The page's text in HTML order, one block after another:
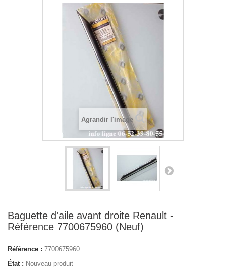
Agrandir l'image
Baguette d'aile avant droite Renault -
Référence 7700675960 (Neuf)
Référence : 7700675960
État : Nouveau produit